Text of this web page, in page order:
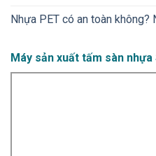
Nhựa PET có an toàn
Máy sản xuất tấm sàn nhựa